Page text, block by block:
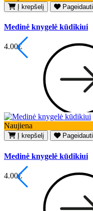
Į krepšelį Pageidauti
Medinė knygelė kūdikiui
4.00€
Naujiena
Į krepšelį Pageidauti
Medinė knygelė kūdikiui
4.00€